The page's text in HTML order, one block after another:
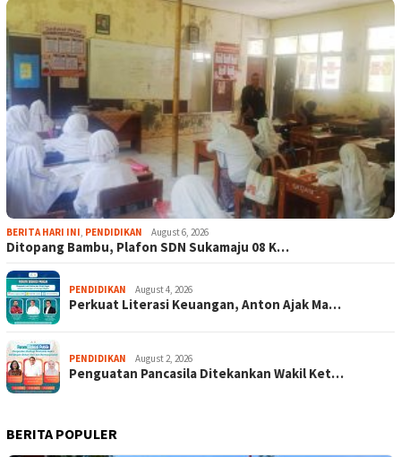
BERITA HARI INI, PENDIDIKAN August 6, 2026
Ditopang Bambu, Plafon SDN Sukamaju 08 K…
PENDIDIKAN August 4, 2026
Perkuat Literasi Keuangan, Anton Ajak Ma…
PENDIDIKAN August 2, 2026
Penguatan Pancasila Ditekankan Wakil Ket…
BERITA POPULER